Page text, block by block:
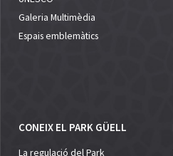
Galeria Multimèdia
Espais emblemàtics
CONEIX EL PARK GÜELL
La regulació del Park